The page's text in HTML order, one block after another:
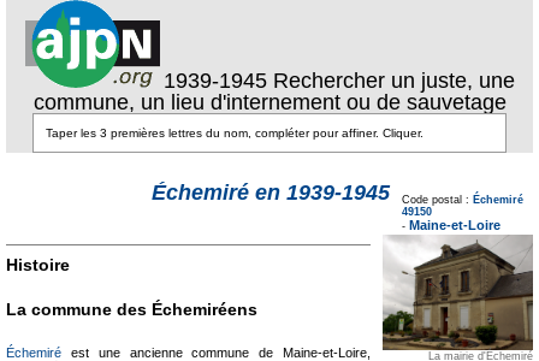
1939-1945 Rechercher un juste, une
commune, un lieu d'internement ou de sauvetage
Échemiré en 1939-1945
Code postal : Échemiré
49150
- Maine-et-Loire
La mairie d'Échemiré
Histoire
La commune des Échemiréens
Échemiré est une ancienne commune de Maine-et-Loire,